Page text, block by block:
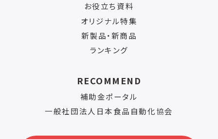
お役立ち資料
オリジナル特集
新製品・新商品
ランキング
RECOMMEND
補助金ポータル
一般社団法人日本食品自動化協会